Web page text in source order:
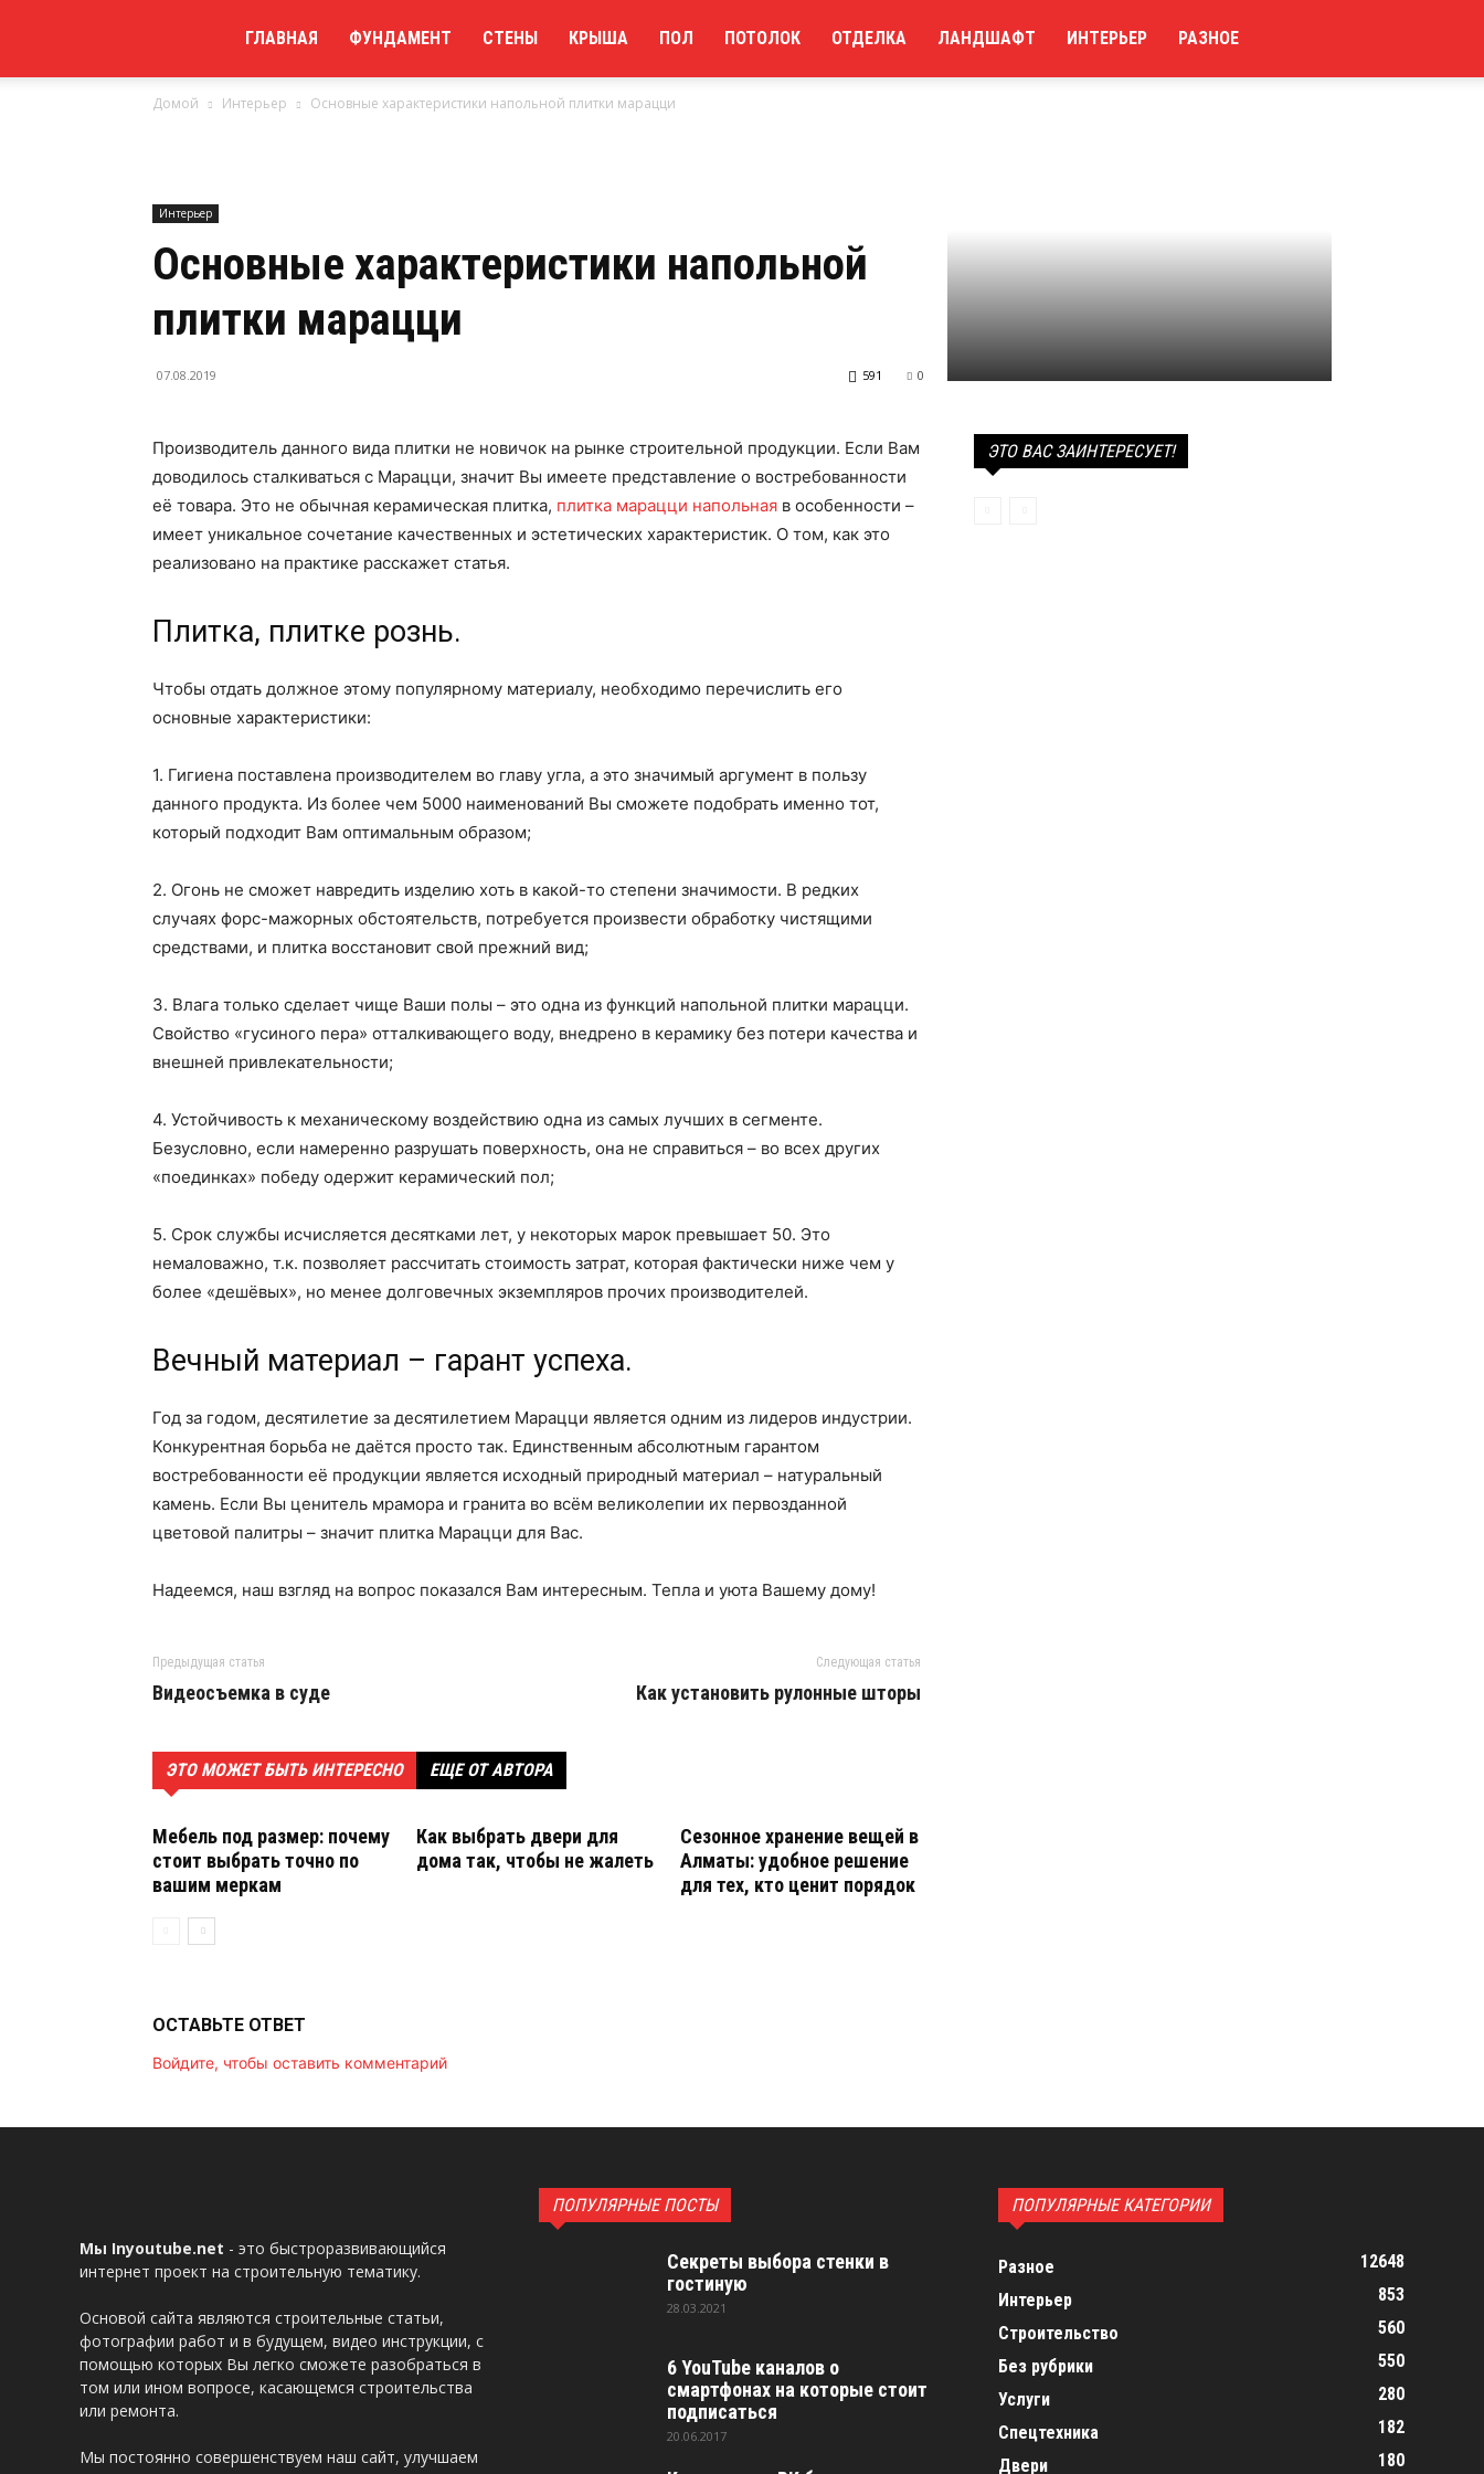
ГЛАВНАЯ ФУНДАМЕНТ СТЕНЫ КРЫША ПОЛ ПОТОЛОК ОТДЕЛКА ЛАНДШАФТ ИНТЕРЬЕР РАЗНОЕ
Домой Интерьер Основные характеристики напольной плитки марацци
Интерьер
Основные характеристики напольной
плитки марацци
07.08.2019 0
591
Производитель данного вида плитки не новичок на рынке строительной продукции. Если Вам
доводилось сталкиваться с Марацци, значит Вы имеете представление о востребованности
её товара. Это не обычная керамическая плитка, плитка марацци напольная в особенности –
имеет уникальное сочетание качественных и эстетических характеристик. О том, как это
реализовано на практике расскажет статья.
Плитка, плитке рознь.
Чтобы отдать должное этому популярному материалу, необходимо перечислить его
основные характеристики:
1. Гигиена поставлена производителем во главу угла, а это значимый аргумент в пользу
данного продукта. Из более чем 5000 наименований Вы сможете подобрать именно тот,
который подходит Вам оптимальным образом;
2. Огонь не сможет навредить изделию хоть в какой-то степени значимости. В редких
случаях форс-мажорных обстоятельств, потребуется произвести обработку чистящими
средствами, и плитка восстановит свой прежний вид;
3. Влага только сделает чище Ваши полы – это одна из функций напольной плитки марацци.
Свойство «гусиного пера» отталкивающего воду, внедрено в керамику без потери качества и
внешней привлекательности;
4. Устойчивость к механическому воздействию одна из самых лучших в сегменте.
Безусловно, если намеренно разрушать поверхность, она не справиться – во всех других
«поединках» победу одержит керамический пол;
5. Срок службы исчисляется десятками лет, у некоторых марок превышает 50. Это
немаловажно, т.к. позволяет рассчитать стоимость затрат, которая фактически ниже чем у
более «дешёвых», но менее долговечных экземпляров прочих производителей.
Вечный материал – гарант успеха.
Год за годом, десятилетие за десятилетием Марацци является одним из лидеров индустрии.
Конкурентная борьба не даётся просто так. Единственным абсолютным гарантом
востребованности её продукции является исходный природный материал – натуральный
камень. Если Вы ценитель мрамора и гранита во всём великолепии их первозданной
цветовой палитры – значит плитка Марацци для Вас.
Надеемся, наш взгляд на вопрос показался Вам интересным. Тепла и уюта Вашему дому!
Предыдущая статья
Видеосъемка в суде
Следующая статья
Как установить рулонные шторы
ЭТО МОЖЕТ БЫТЬ ИНТЕРЕСНО ЕЩЕ ОТ АВТОРА
Мебель под размер: почему
стоит выбрать точно по
вашим меркам
Как выбрать двери для
дома так, чтобы не жалеть
Сезонное хранение вещей в
Алматы: удобное решение
для тех, кто ценит порядок
ОСТАВЬТЕ ОТВЕТ
Войдите, чтобы оставить комментарий
ЭТО ВАС ЗАИНТЕРЕСУЕТ!
Мы Inyoutube.net - это быстроразвивающийся
интернет проект на строительную тематику.
Основой сайта являются строительные статьи,
фотографии работ и в будущем, видео инструкции, с
помощью которых Вы легко сможете разобраться в
том или ином вопросе, касающемся строительства
или ремонта.
Мы постоянно совершенствуем наш сайт, улучшаем
ПОПУЛЯРНЫЕ ПОСТЫ
Секреты выбора стенки в
гостиную
28.03.2021
6 YouTube каналов о
смартфонах на которые стоит
подписаться
20.06.2017
ПОПУЛЯРНЫЕ КАТЕГОРИИ
Разное
12648
Интерьер
853
Строительство
560
Без рубрики
550
Услуги
280
Спецтехника
182
Двери
180